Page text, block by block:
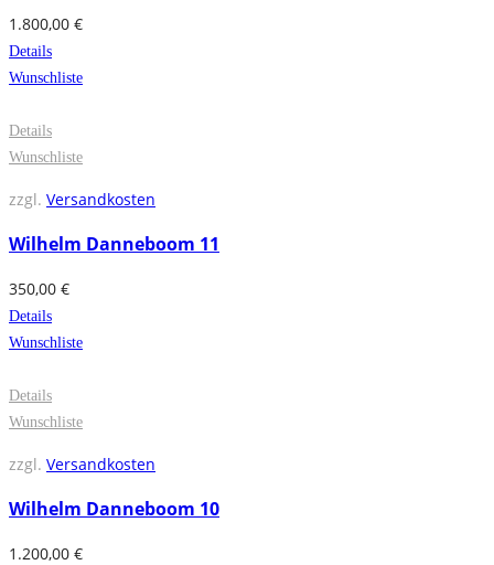
1.800,00 €
Details
Wunschliste
Details
Wunschliste
zzgl. Versandkosten
Wilhelm Danneboom 11
350,00 €
Details
Wunschliste
Details
Wunschliste
zzgl. Versandkosten
Wilhelm Danneboom 10
1.200,00 €